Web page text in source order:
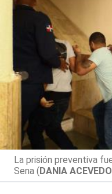
La prisión preventiva
Sena (DANIA ACEVEDO